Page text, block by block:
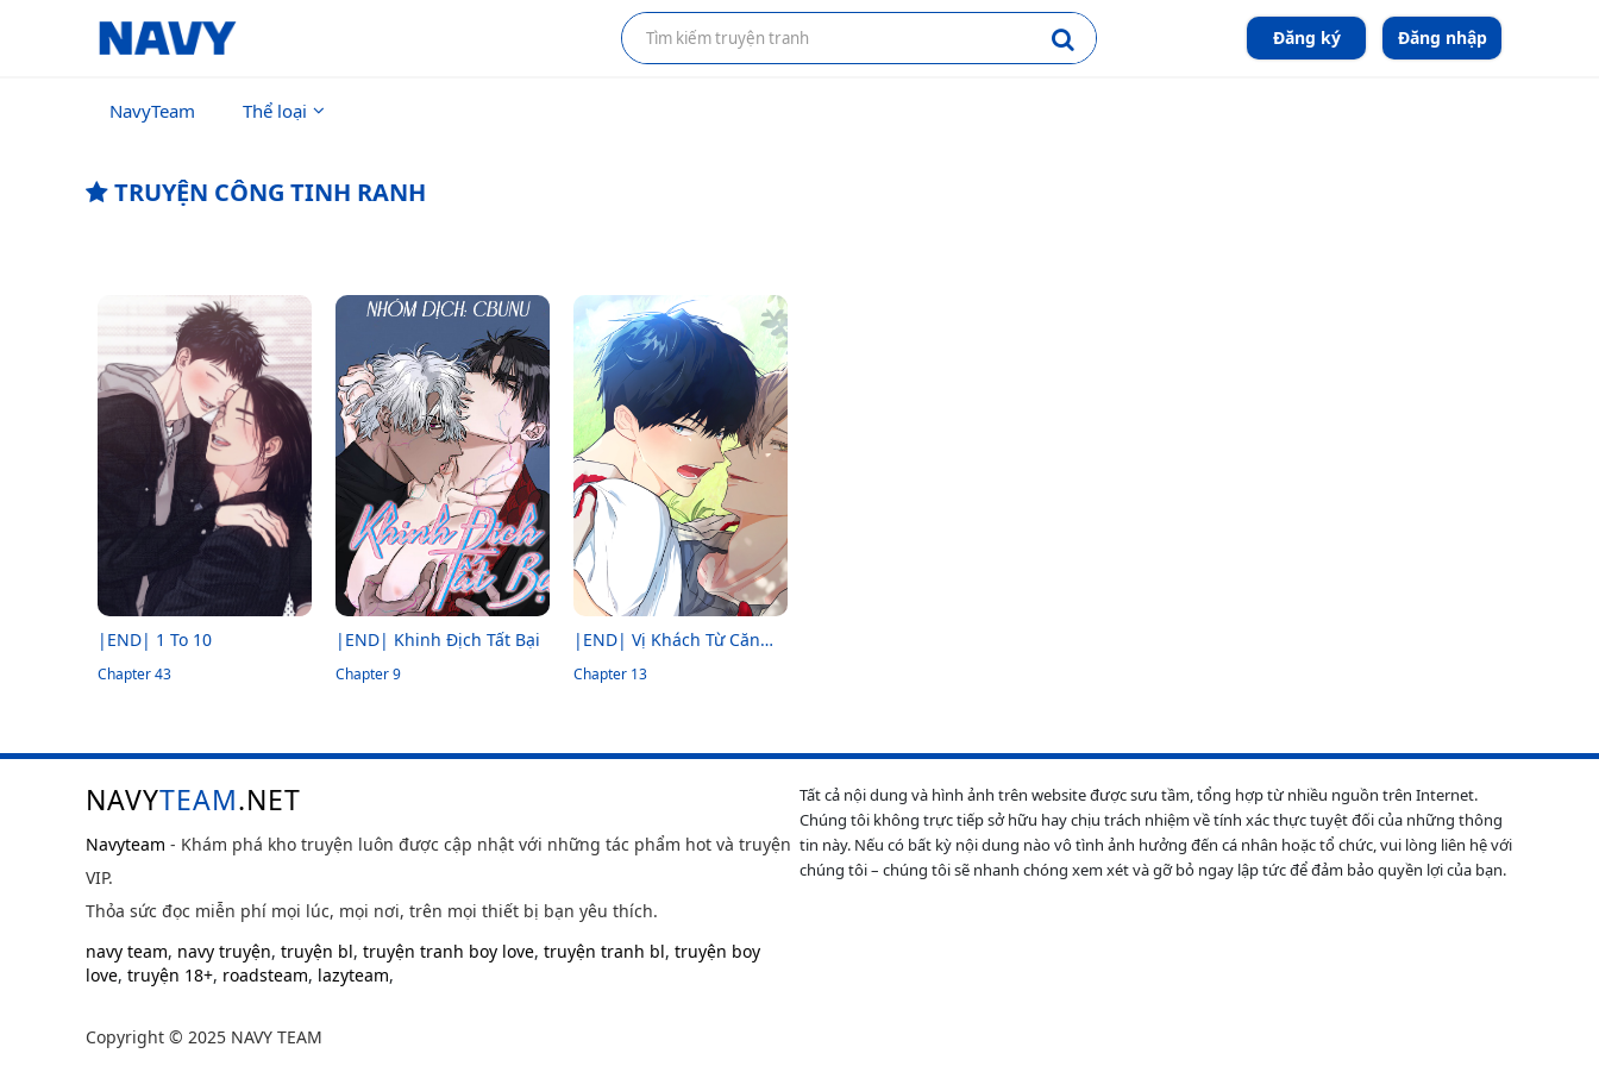
Đăng ký Đăng nhập
NavyTeam Thể loại
TRUYỆN CÔNG TINH RANH
|END| 1 To 10
Chapter 43
|END| Khinh Địch Tất Bại
Chapter 9
|END| Vị Khách Từ Căn
Nhà Phía Sau
Chapter 13
NAVYTEAM.NET
Navyteam - Khám phá kho truyện luôn được cập nhật với những tác phẩm hot và truyện
VIP.
Thỏa sức đọc miễn phí mọi lúc, mọi nơi, trên mọi thiết bị bạn yêu thích.
navy team, navy truyện, truyện bl, truyện tranh boy love, truyện tranh bl, truyện boy
love, truyện 18+, roadsteam, lazyteam,
Copyright © 2025 NAVY TEAM
Tất cả nội dung và hình ảnh trên website được sưu tầm, tổng hợp từ nhiều nguồn trên Internet.
Chúng tôi không trực tiếp sở hữu hay chịu trách nhiệm về tính xác thực tuyệt đối của những thông
tin này. Nếu có bất kỳ nội dung nào vô tình ảnh hưởng đến cá nhân hoặc tổ chức, vui lòng liên hệ với
chúng tôi – chúng tôi sẽ nhanh chóng xem xét và gỡ bỏ ngay lập tức để đảm bảo quyền lợi của bạn.